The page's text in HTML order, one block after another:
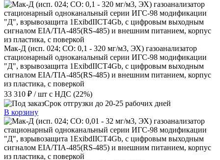
Мак-Д (исп. 024; СО: 0,1 - 320 мг/м3, ЭХ) газоанализатор
стационарный одноканальный серии ИГС-98 модификации
"Д", взрывозащита 1ExibdIIСT4Gb, с цифровым выходным
сигналом EIA/TIA-485(RS-485) и внешним питанием, корпус
из пластика, с поверкой
33 310 ₽ / шт с НДС (22%)
Срок отгрузки до 20-25 рабочих дней
В корзину